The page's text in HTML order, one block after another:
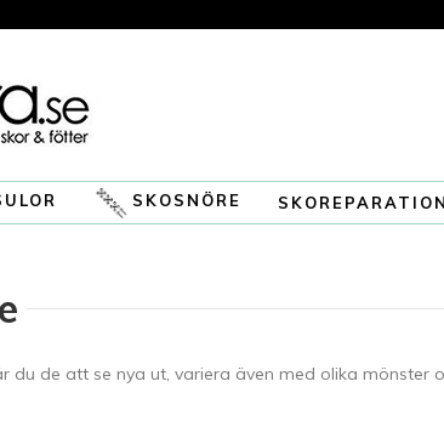
SKOSNÖRE SKOREPARATION
de att se nya ut, variera även med olika mönster